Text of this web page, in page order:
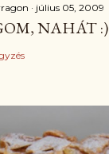
július 05, 2009
NAHÁT :)